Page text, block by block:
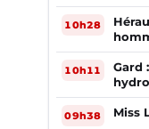
10h28
10h11
Gard
09h38 Miss